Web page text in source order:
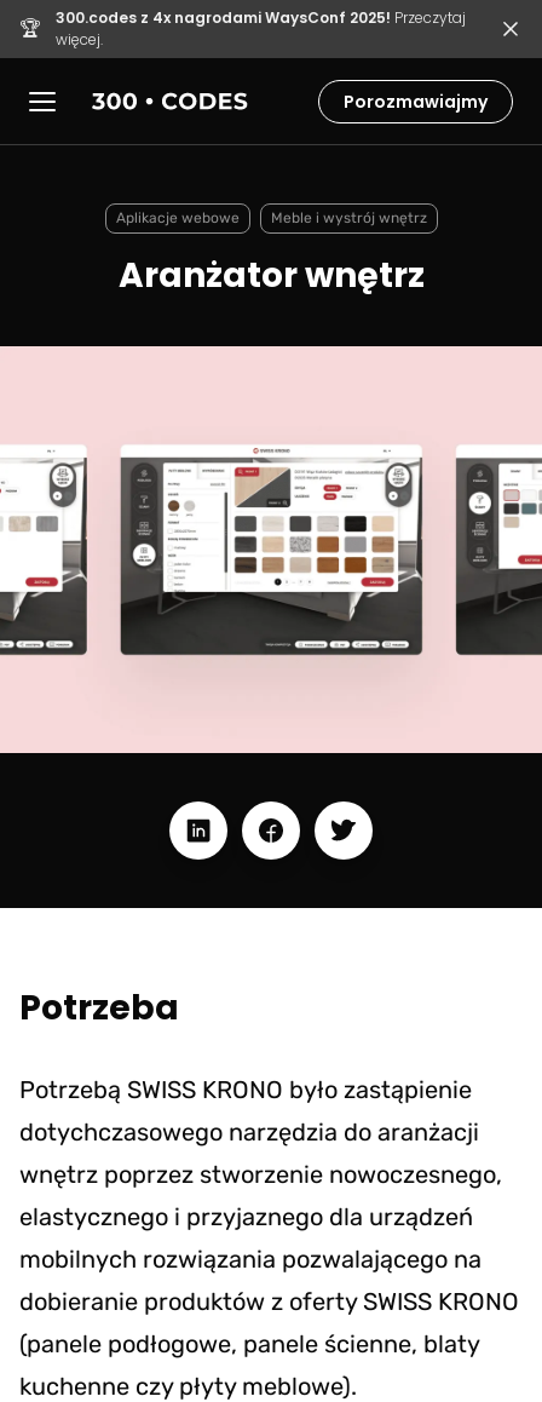
🏆 300.codes z 4x nagrodami WaysConf 2025! Przeczytaj
więcej.
Porozmawiajmy
Aplikacje webowe Meble i wystrój wnętrz
Aranżator wnętrz
Potrzeba
Potrzebą SWISS KRONO było zastąpienie
dotychczasowego narzędzia do aranżacji
wnętrz poprzez stworzenie nowoczesnego,
elastycznego i przyjaznego dla urządzeń
mobilnych rozwiązania pozwalającego na
dobieranie produktów z oferty SWISS KRONO
(panele podłogowe, panele ścienne, blaty
kuchenne czy płyty meblowe).